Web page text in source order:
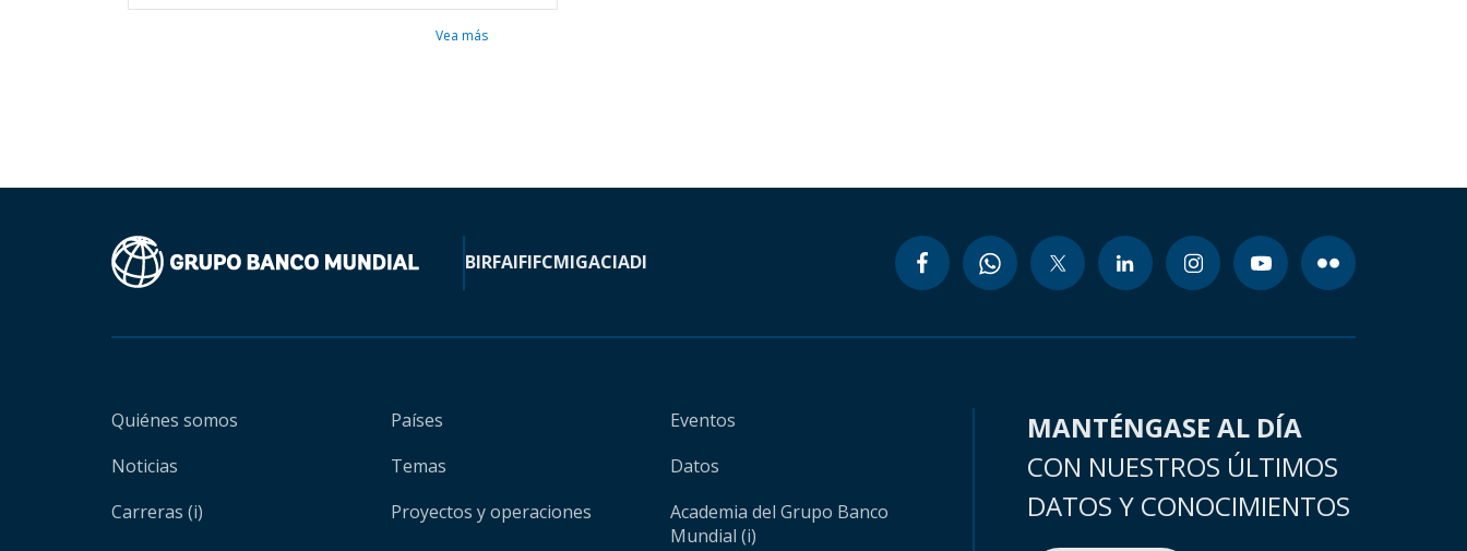
Vea más
BIRFAIFIFCMIGACIADI
Quiénes somos
Noticias
Carreras (i)
Países
Temas
Proyectos y operaciones
Eventos
Datos
Academia del Grupo Banco
Mundial (i)
MANTÉNGASE AL DÍA
CON NUESTROS ÚLTIMOS
DATOS Y CONOCIMIENTOS